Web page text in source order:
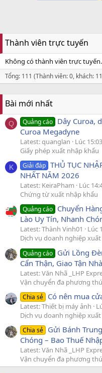
Thành viên trực tuyến
Không có thành viên trực tuyến.
Tổng: 111 (Thành viên: 0, khách:
Bài mới nhất
Q Quảng cáo Dây Curoa,
Curoa Megadyne
Latest: quanglan
Lúc
Giấy phép xuất nhập khẩu
K Giải đáp THỦ TỤC
NHẤT NĂM 2026
Latest: KeiraPham
Lúc
Chứng từ xuất nhập khẩu
Quảng cáo Chuyển
Lào Uy Tín, Nhanh
Latest: Thành Vinh01
Lúc
Dịch vụ doanh nghiệp
Quảng cáo Gửi Lồng
Cẩn Thận, Giao Tận
Latest: Văn Nhã _LHP
Vận chuyển đa phương
Chia sẻ Có nên mua
Latest: Thiết bị máy ảnh
Dịch vụ doanh nghiệp
Chia sẻ Gửi Bánh
Chóng – Bao Thuế
Latest: Văn Nhã _LHP
Vận chuyển đa phương